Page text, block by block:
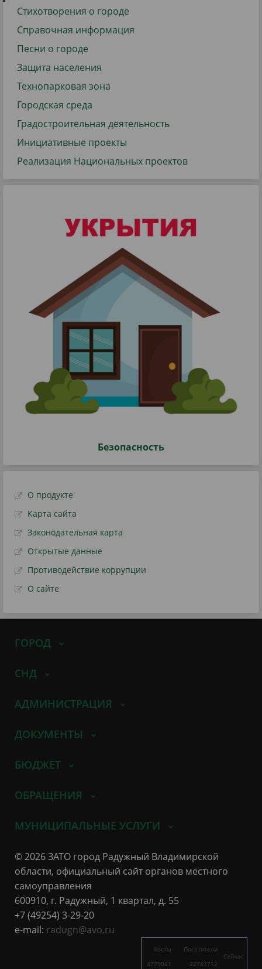
Стихотворения о городе
Справочная информация
Песни о городе
Защита населения
Технопарковая зона
Городская среда
Градостроительная деятельность
Инициативные проекты
Реализация Национальных проектов
Безопасность
О продукте
Карта сайта
Законодательная карта
Открытые данные
Противодействие коррупции
О сайте
ГОРОД
СНД
АДМИНИСТРАЦИЯ
ДОКУМЕНТЫ
БЮДЖЕТ
ОБРАЩЕНИЯ
МУНИЦИПАЛЬНЫЕ УСЛУГИ
© 2026 ЗАТО город Радужный Владимирской
области, официальный сайт органов местного
самоуправления
600910, г. Радужный, 1 квартал, д. 55
+7 (49254) 3-29-20
e-mail: radugn@avo.ru
Хосты
4779041
Посетители
22741712
Сейчас